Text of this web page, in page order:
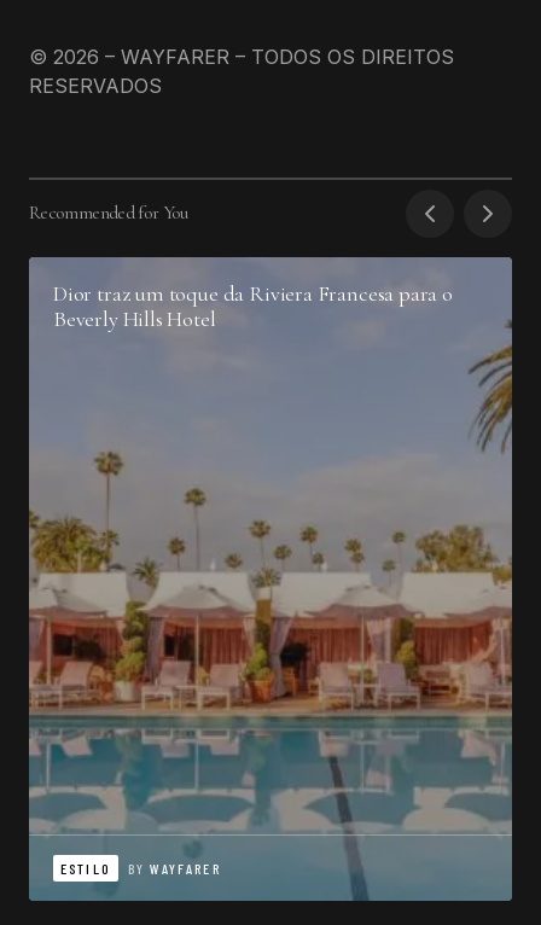
© 2026 – WAYFARER – TODOS OS DIREITOS
RESERVADOS
Recommended for You
Dior traz um toque da Riviera Francesa para o
Beverly Hills Hotel
ESTILO BY WAYFARER